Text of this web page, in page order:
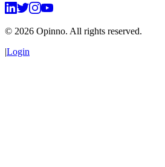
© 2026 Opinno. All rights reserved.
|Login